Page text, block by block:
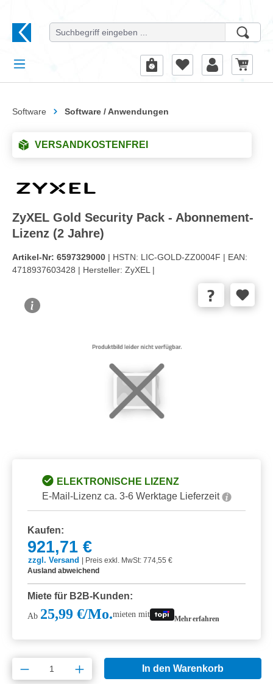
Software Software / Anwendungen
VERSANDKOSTENFREI
ZyXEL Gold Security Pack - Abonnement-
Lizenz (2 Jahre)
Artikel-Nr: 6597329000 | HSTN: LIC-GOLD-ZZ0004F | EAN:
4718937603428 | Hersteller: ZyXEL |
ELEKTRONISCHE LIZENZ
E-Mail-Lizenz ca. 3-6 Werktage Lieferzeit
Kaufen:
921,71 €
zzgl. Versand
Preis exkl. MwSt: 774,55 €
Ausland abweichend
Miete für B2B-Kunden:
Ab 25,99 €/Mo.mieten mit Mehr erfahren
Produkt Anzahl: Gib den gewünschten
In den Warenkorb